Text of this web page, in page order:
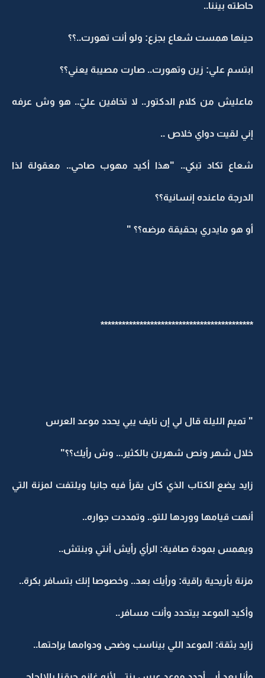
حاطته بيننا..
حينها همست شعاع بجزع: ولو أنت تهورت..؟؟
ابتسم علي: زين وتهورت.. صارت مصيبة يعني؟؟
ماعليش من كلام الدكتور.. لا تخافين عليّ.. هو وش عرفه
إني لقيت دواي خلاص ..
شعاع تكاد تبكي.. "هذا أكيد مهوب صاحي.. معقولة لذا
الدرجة ماعنده إنسانية؟؟
أو هو مايدري بحقيقة مرضه؟؟ "
*******************************************
" تميم الليلة قال لي إن نايف يبي يحدد موعد العرس
خلال شهر ونص شهرين بالكثير... وش رأيك؟؟"
زايد يضع الكتاب الذي كان يقرأ فيه جانبا ويلتفت لمزنة التي
أنهت قيامها ووردها للتو.. وتمددت جواره..
ويهمس بمودة صافية: الرأي رأيش أنتي وبنتش..
مزنة بأريحية راقية: ورأيك بعد.. وخصوصا إنك بتسافر بكرة..
وأكيد الموعد بيتحدد وأنت مسافر..
زايد بثقة: الموعد اللي بيناسب وضحى ودوامها براحتها..